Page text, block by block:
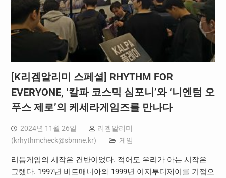
[K리겜알리미 스페셜] RHYTHM FOR
EVERYONE, ‘칼파 코스믹 심포니’와 ‘니엔텀 오
푸스 제로’의 케세라게임즈를 만나다
2024년 11월 26일
리겜알리미
(krhythmcheck@sbmne.kr) 게임
리듬게임의 시작은 건반이었다. 적어도 우리가 아는 시작은
그랬다. 1997년 비트매니아와 1999년 이지투디제이를 기점으